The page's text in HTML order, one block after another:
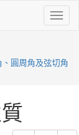
圓周角及弦切角